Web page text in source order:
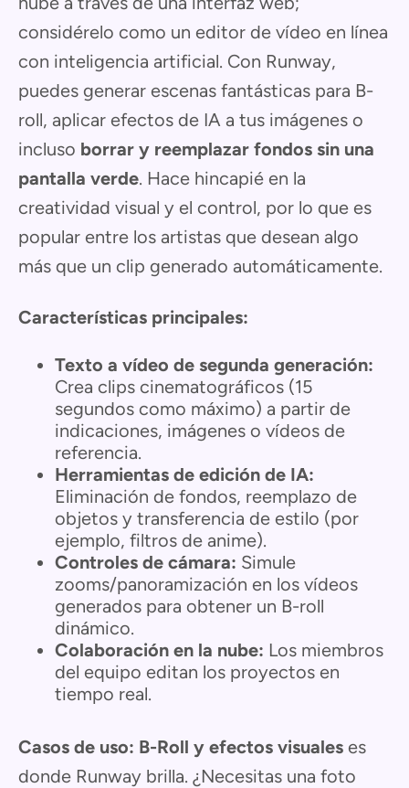
considérelo como un editor de vídeo en línea
con inteligencia artificial. Con Runway,
puedes generar escenas fantásticas para B-
roll, aplicar efectos de IA a tus imágenes o
incluso borrar y reemplazar fondos sin una
pantalla verde. Hace hincapié en la
creatividad visual y el control, por lo que es
popular entre los artistas que desean algo
más que un clip generado automáticamente.
Características principales:
Texto a vídeo de segunda generación:
Crea clips cinematográficos (15
segundos como máximo) a partir de
indicaciones, imágenes o vídeos de
referencia.
Herramientas de edición de IA:
Eliminación de fondos, reemplazo de
objetos y transferencia de estilo (por
ejemplo, filtros de anime).
Controles de cámara: Simule
zooms/panoramización en los vídeos
generados para obtener un B-roll
dinámico.
Colaboración en la nube: Los miembros
del equipo editan los proyectos en
tiempo real.
Casos de uso: B-Roll y efectos visuales es
donde Runway brilla. ¿Necesitas una foto